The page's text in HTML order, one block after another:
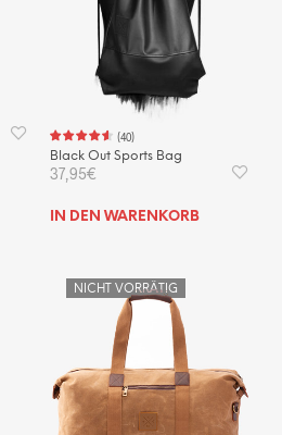
(40)
Black Out Sports Bag
37,95€
IN DEN WARENKORB
NICHT VORRÄTIG